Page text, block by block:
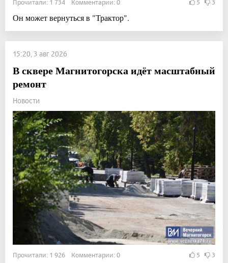
Прочитали: 1 734 Комментарии: 0 5 3
Он может вернуться в "Трактор".
15:20, 3 авг 2026
В сквере Магнитогорска идёт масштабный
ремонт
Новости
Прочитали: 1 926 Комментарии: 0 5 3